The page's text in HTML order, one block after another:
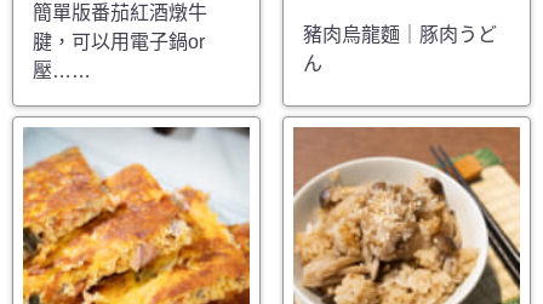
簡單版番茄紅酒燉牛
腱，可以用電子鍋or
壓……
豬肉烏龍麵｜豚肉うど
ん